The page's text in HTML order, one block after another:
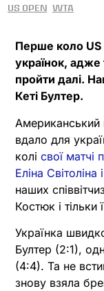
US Open WTA
Перше коло
українок, адже
пройти далі.
Кеті Бултер.
Американський
вдало для
колі свої матчі
Еліна
наших
Костюк і тільки
Українка
Бултер (2:1),
(4:4). Та не
знову взяла